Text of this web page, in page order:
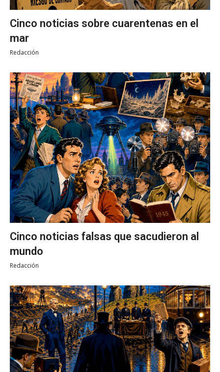
Cinco noticias sobre cuarentenas en el
mar
Redacción
Cinco noticias falsas que sacudieron al
mundo
Redacción